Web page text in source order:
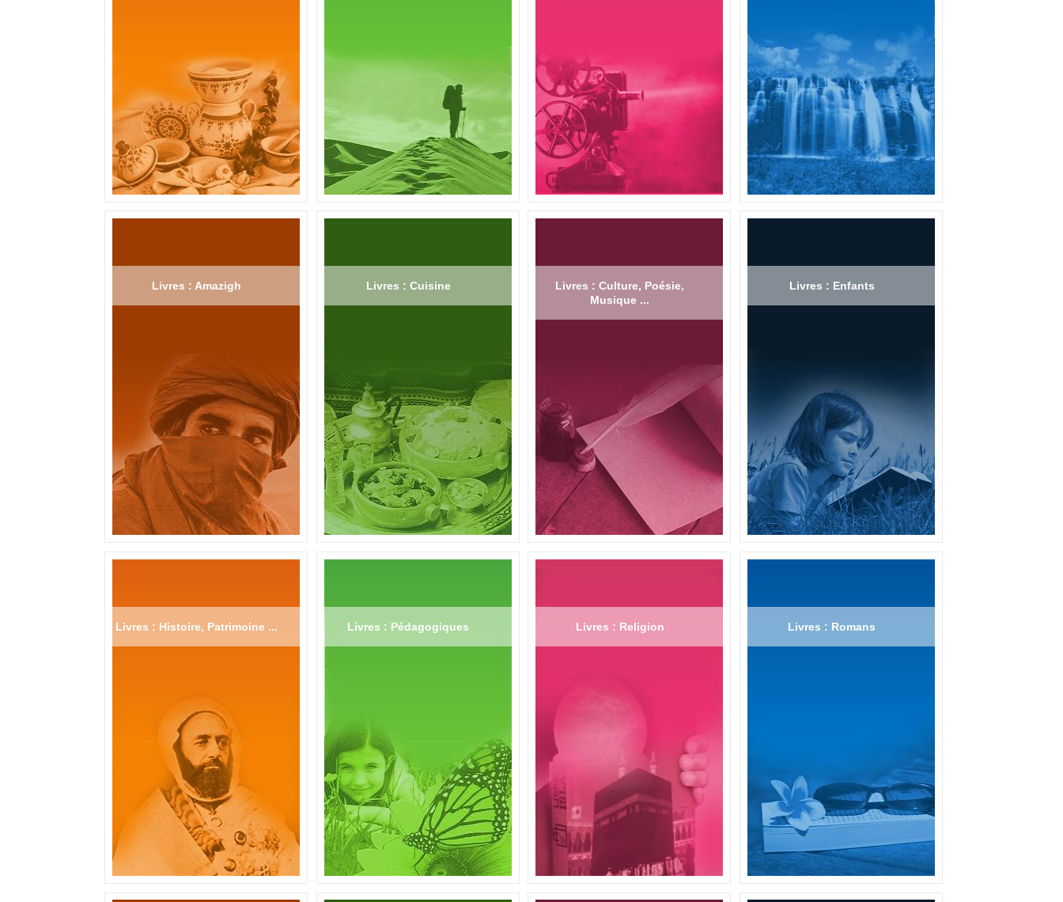
Livres : Amazigh Livres : Cuisine
Livres : Culture, Poésie,
Musique ...
Livres : Enfants
Livres : Histoire, Patrimoine ... Livres : Pédagogiques Livres : Religion Livres : Romans